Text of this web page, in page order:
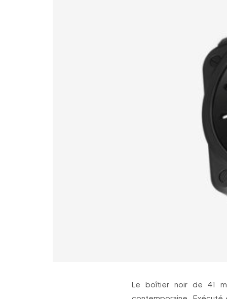
Le boîtier noir de 41